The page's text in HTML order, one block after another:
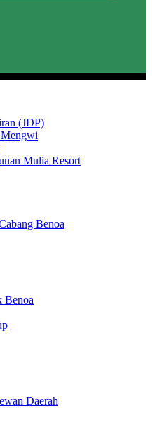
(JDP)
Mulia Resort
Benoa
Benoa
Daerah